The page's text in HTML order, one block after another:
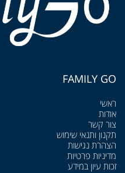
FAMILY GO
ראשי
אודות
צור קשר
תקנון ותנאי שימוש
הצהרת נגישות
מדיניות פרטיות
זכות עיון במידע